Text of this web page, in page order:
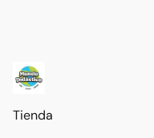
Tienda